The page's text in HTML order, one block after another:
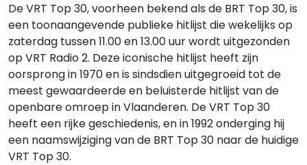
De VRT Top 30, voorheen bekend als de BRT Top 30, is
een toonaangevende publieke hitlijst die wekelijks op
zaterdag tussen 11.00 en 13.00 uur wordt uitgezonden
op VRT Radio 2. Deze iconische hitlijst heeft zijn
oorsprong in 1970 en is sindsdien uitgegroeid tot de
meest gewaardeerde en beluisterde hitlijst van de
openbare omroep in Vlaanderen. De VRT Top 30
heeft een rijke geschiedenis, en in 1992 onderging hij
een naamswijziging van de BRT Top 30 naar de huidige
VRT Top 30.